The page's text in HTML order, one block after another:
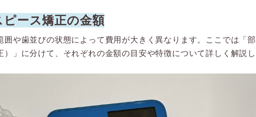
ピース矯正の金額
や歯並びの状態によって費用が大きく異なります。ここでは「部
」に分けて、それぞれの金額の目安や特徴について詳しく解説し